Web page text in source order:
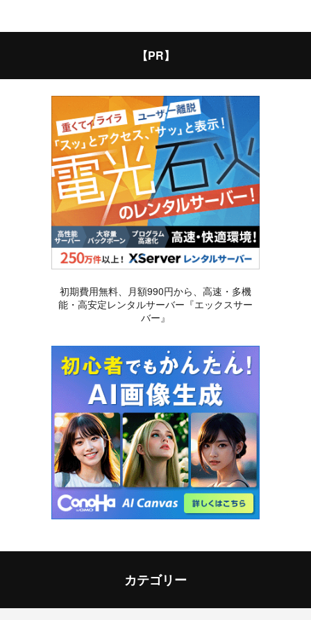
【PR】
初期費用無料、月額990円から、高速・多機
能・高安定レンタルサーバー『エックスサー
バー』
カテゴリー